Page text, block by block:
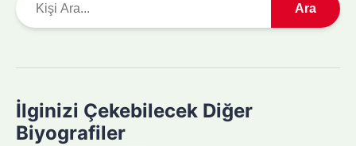
r
y
a
p
Ara
İlginizi Çekebilecek Diğer
Biyografiler